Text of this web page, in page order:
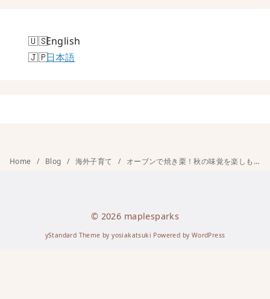
English
日本語
Home Blog 海外子育て オーブンで焼き栗！秋の味覚を楽しもう！
© 2026 maplesparks
yStandard Theme byyosiakatsuki Powered by WordPress